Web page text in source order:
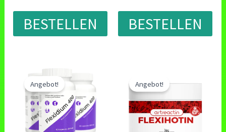
von 5
war:
€130.00
ist:
€65.00.
BESTELLEN
von 5
war:
€114.00
ist:
€57.00.
BESTELLEN
Angebot! Angebot!